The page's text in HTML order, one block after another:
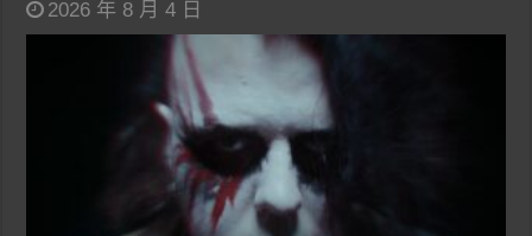
2026 年 8 月 4 日